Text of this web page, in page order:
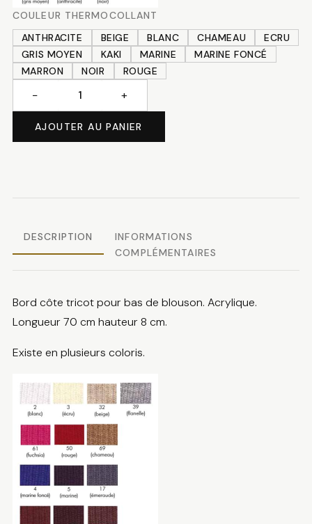
COULEUR THERMOCOLLANT
ANTHRACITE
BEIGE BLANC CHAMEAU
ECRU
GRIS MOYEN
KAKI MARINE
MARINE FONCÉ
MARRON
NOIR ROUGE
Bord
bas
blouson
− +
AJOUTER AU PANIER
DESCRIPTION
INFORMATIONS
COMPLÉMENTAIRES
Bord côte tricot pour bas de blouson. Acrylique.
Longueur 70 cm hauteur 8 cm.
Existe en plusieurs coloris.